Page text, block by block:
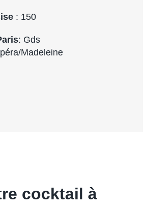
: 150
: Gds
Madeleine
cocktail à